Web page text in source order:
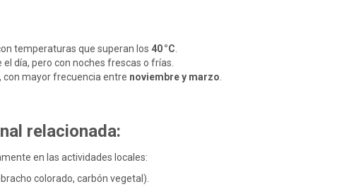
temperaturas que superan los 40 °C
el día, pero con noches frescas o frías.
con mayor frecuencia entre noviembre y marzo
relacionada:
en las actividades locales:
colorado, carbón vegetal).